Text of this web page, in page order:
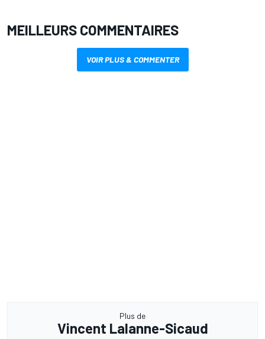
MEILLEURS COMMENTAIRES
VOIR PLUS & COMMENTER
Plus de
Vincent Lalanne-Sicaud